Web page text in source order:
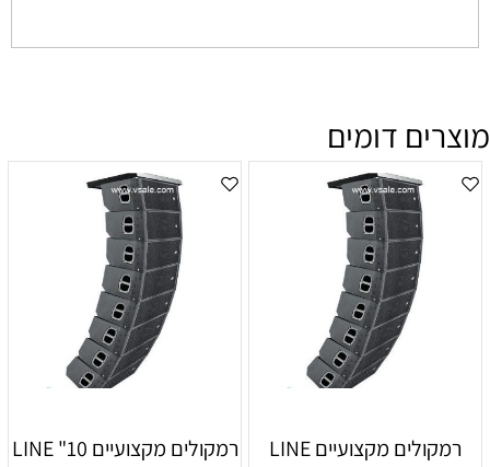
מוצרים דומים
רמקולים מקצועיים LINE
רמקולים מקצועיים 10" LINE